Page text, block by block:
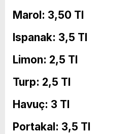
Marol: 3,50 Tl
Ispanak: 3,5 Tl
Limon: 2,5 Tl
Turp: 2,5 Tl
Havuç: 3 Tl
Portakal: 3,5 Tl